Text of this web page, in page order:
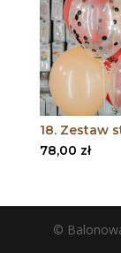
18. Zestaw
78,00 zł
©